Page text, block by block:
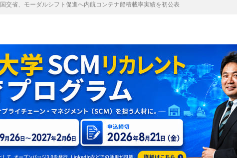
国交省、モーダルシフト促進へ内航コンテナ船積載率実績を初公表